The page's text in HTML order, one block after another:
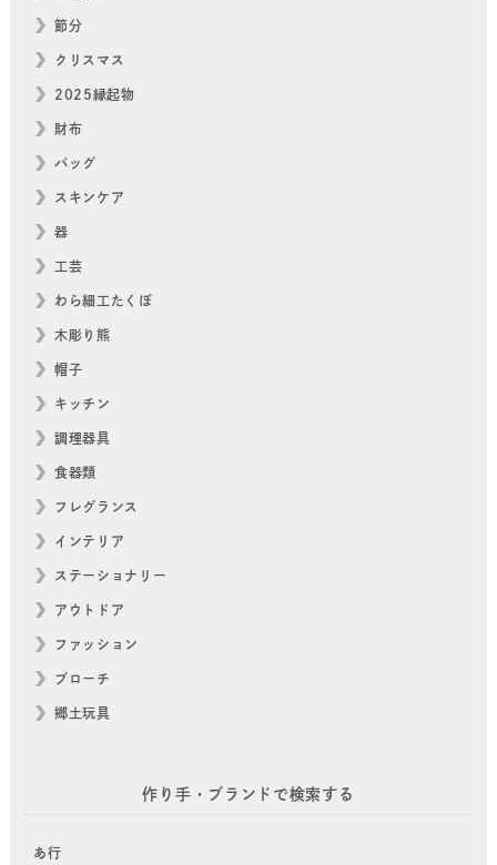
節分
クリスマス
2025縁起物
財布
バッグ
スキンケア
器
工芸
わら細工たくぼ
木彫り熊
帽子
キッチン
調理器具
食器類
フレグランス
インテリア
ステーショナリー
アウトドア
ファッション
ブローチ
郷土玩具
作り手・ブランドで検索する
あ行